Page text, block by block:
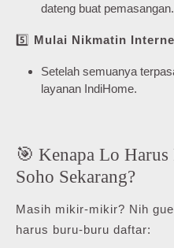
dateng buat pemasangan.
5️⃣ Mulai Nikmatin
Setelah semuanya
layanan IndiHome.
🎯 Kenapa Lo
Soho Sekarang?
Masih mikir-mikir? Nih
harus buru-buru daftar: